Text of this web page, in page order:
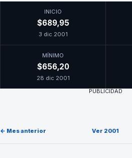
INICIO
$689,95
3 dic 2001
MÍNIMO
$656,20
28 dic 2001
PUBLICIDAD
← Mes anterior Ver 2001